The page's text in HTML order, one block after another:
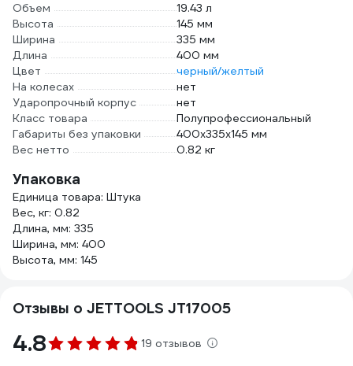
Объем
19.43 л
Высота
145 мм
Ширина
335 мм
Длина
400 мм
Цвет
черный/желтый
На колесах
нет
Ударопрочный корпус
нет
Класс товара
Полупрофессиональный
Габариты без упаковки
400х335х145 мм
Вес нетто
0.82 кг
Упаковка
Единица товара: Штука
Вес, кг: 0.82
Длина, мм: 335
Ширина, мм: 400
Высота, мм: 145
Отзывы о JETTOOLS JT17005
4.8 19 отзывов